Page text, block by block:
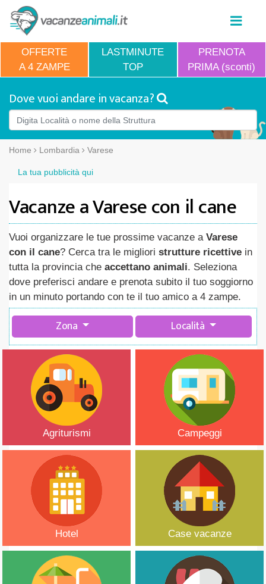
OFFERTE
A 4 ZAMPE
LASTMINUTE
TOP
PRENOTA
PRIMA (sconti)
Dove vuoi andare in vacanza?
Home Lombardia Varese
La tua pubblicità qui
Vacanze a Varese con il cane
Vuoi organizzare le tue prossime vacanze a Varese
con il cane? Cerca tra le migliori strutture ricettive in
tutta la provincia che accettano animali. Seleziona
dove preferisci andare e prenota subito il tuo soggiorno
in un minuto portando con te il tuo amico a 4 zampe.
Zona Località
Agriturismi Campeggi
Hotel Case vacanze